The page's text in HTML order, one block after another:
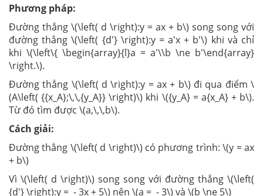
Phương pháp:
Đường thẳng \(\left( d \right):y = ax + b\) song song với
đường thẳng \(\left( {d'} \right):y = a'x + b'\) khi và chỉ
khi \(\left\{ \begin{array}{l}a = a'\\b \ne b'\end{array}
\right.\).
Đường thẳng \(\left( d \right):y = ax + b\) đi qua điểm \
(A\left( {{x_A};\,\,{y_A}} \right)\) khi \({y_A} = a{x_A} + b\).
Từ đó tìm được \(a,\,\,b\).
Cách giải:
Đường thẳng \(\left( d \right)\) có phương trình: \(y = ax
+ b\)
Vì \(\left( d \right)\) song song với đường thẳng \(\left(
{d'} \right):y = - 3x + 5\) nên \(a = - 3\) và \(b \ne 5\)